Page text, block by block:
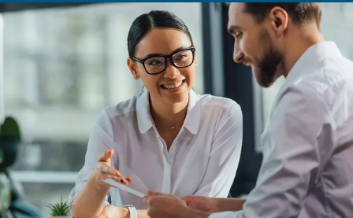
ειδικά για μηχανήματα που λειτουργούν υπό
συνθήκες ή κύκλους λειτουργίας 24 ωρών.
Ποια Είναι Τα Κρυφά Έξοδα Που
Λαμβάνονται Υπόψη Κατά Την
Αεροσυμπιεστή;